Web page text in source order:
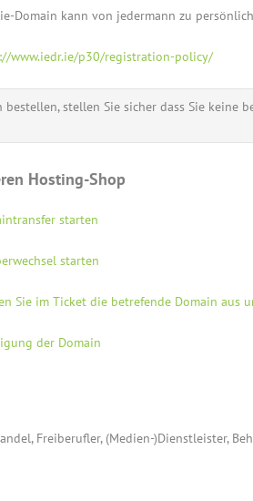
Domain kann von jedermann zu
www.iedr.ie/p30/registration-policy/
stellen Sie sicher dass Sie keine
Hosting-Shop
starten
starten
Sie im Ticket die betrefende Domain aus
der Domain
Freiberufler, (Medien-)Dienstleister,